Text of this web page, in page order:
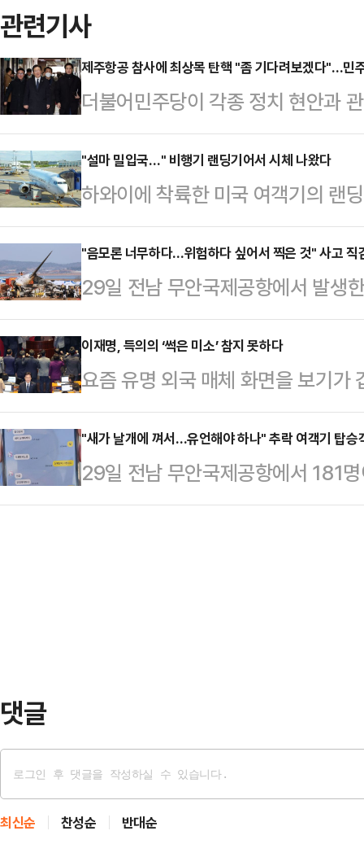
관련기사
제주항공 참사에 최상목 탄핵 "좀 기다려보겠다"…민
더불어민주당이 각종 정치 현안과
겸 기획재정부 장관을 향한 압박을
운 입장을 보이고 있다. 무안국제공
국이 더욱 혼란해지고, 우선순위가
다.29일 정치권에 따르면 민주당은
향해 '즉시 책임을 묻겠다'던 '최후
서 통과시켰던 것과 달리, 최상목
선회했다.이날도 민주당은…
"설마 밀입국…" 비행기 랜딩기어서 시체 나왔다
하와이에 착륙한 미국 여객기의 랜
수사에 나섰다.25일(현지시간) AP
전날 시카고 오헤어 국제공항을 이
나이티드 항공 202편의 랜딩기어(
수납공간에서 시신 한 구가 발견됐
의 이륙 직후 바퀴 부분이 접혀서
공은 시신이 보잉 787-10기종인
발견됐다고 밝혔다.경찰은 …
"음모론 너무하다…위험하다 싶어서 찍은 것" 사고 직
29일 전남 무안국제공항에서 발생
은 촬영자가 찍게 된 경위를 밝혔다
한 이근영(49)씨는 서울신문을 통
보니까 비행기가 내리더라"라며 당
갯벌낙지 직판장에서 가게를 운영
하고 저희 (가게)하고 거의
래대로라면 비행기 (착륙) 방향이
방향으로 가는 …
이재명, 득의의 ‘썩은 미소’ 참지 못하다
요즘 유명 외국 매체 화면을 보기
항공 무안공항 참사까지) 관련 기
이 불편하다. 경제 선진국 체면이
을 터뜨린 게 우선 크다. 그러나 그
상황도 난형난제다. 이재명의 민주
"새가 날개에 껴서…유언해야 하나" 추락 여객기 탑승
29일 전남 무안국제공항에서 181
생한 가운데 여객기가 조류와의 충
댓글
최신순 찬성순 반대순